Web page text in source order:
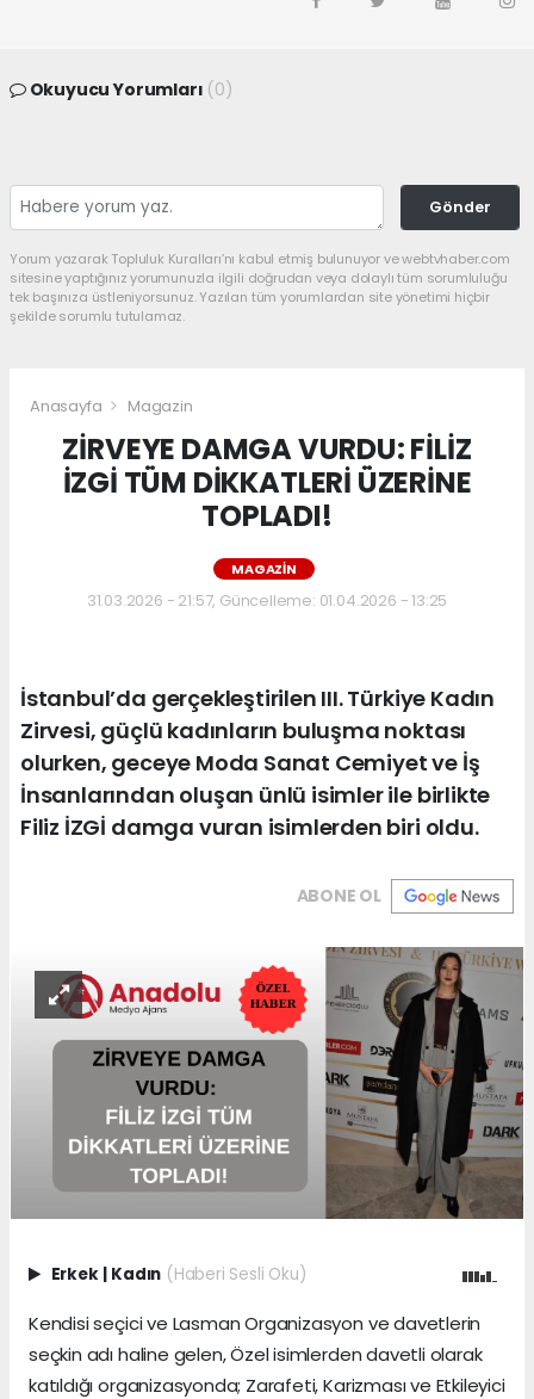
Okuyucu Yorumları (0)
Gönder
Yorum yazarak Topluluk Kuralları’nı kabul etmiş bulunuyor ve webtvhaber.com
sitesine yaptığınız yorumunuzla ilgili doğrudan veya dolaylı tüm sorumluluğu
tek başınıza üstleniyorsunuz. Yazılan tüm yorumlardan site yönetimi hiçbir
şekilde sorumlu tutulamaz.
Anasayfa Magazin
ZİRVEYE DAMGA VURDU: FİLİZ
İZGİ TÜM DİKKATLERİ ÜZERİNE
TOPLADI!
MAGAZIN
31.03.2026 - 21:57, Güncelleme: 01.04.2026 - 13:25
İstanbul’da gerçekleştirilen III. Türkiye Kadın
Zirvesi, güçlü kadınların buluşma noktası
olurken, geceye Moda Sanat Cemiyet ve İş
İnsanlarından oluşan ünlü isimler ile birlikte
Filiz İZGİ damga vuran isimlerden biri oldu.
ABONE OL
Erkek | Kadın (Haberi Sesli Oku)
Kendisi seçici ve Lasman Organizasyon ve davetlerin
seçkin adı haline gelen, Özel isimlerden davetli olarak
katıldığı organizasyonda; Zarafeti, Karizması ve Etkileyici